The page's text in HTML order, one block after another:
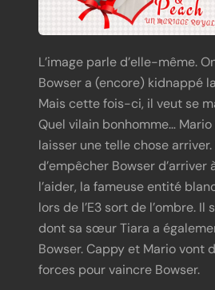
L’image parle d’elle-même.
Bowser a (encore) kidnappé
Mais cette fois-ci, il veut se
Quel vilain bonhomme…
laisser une telle chose
d’empêcher Bowser d’arriver
l’aider, la fameuse entité
lors de l’E3 sort de l’ombre. Il
dont sa sœur Tiara a
Bowser. Cappy et Mario vont
forces pour vaincre Bowser.